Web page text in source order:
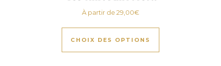
À partir de29,00€
CHOIX DES OPTIONS
Ce produit a